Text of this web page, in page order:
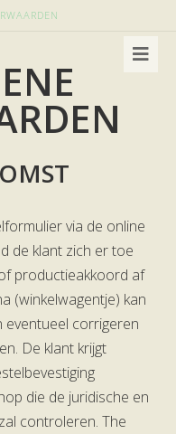
via de online
de klant zich er toe
productieakkoord af
(winkelwagentje) kan
eventueel corrigeren
De klant krijgt
die de juridische en
controleren. The